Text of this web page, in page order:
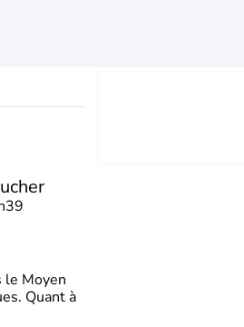
le Moyen
Quant à